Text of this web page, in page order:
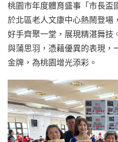
桃園市年度體育盛事「市長盃
於北區老人文康中心熱鬧登場
好手齊聚一堂，展現精湛舞技
與蒲思羽，憑藉優異的表現，
金牌，為桃園增光添彩。